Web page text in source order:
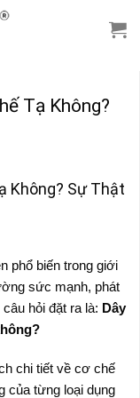
Tạ Không?
Không? Sự Thật
phổ biến trong giới
sức mạnh, phát
hỏi đặt ra là: Dây
chi tiết về cơ chế
của từng loại dụng